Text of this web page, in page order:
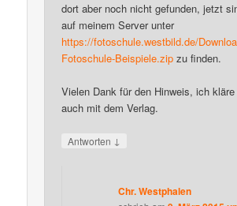
dort aber noch nicht gefunden, jetzt
auf meinem Server unter
https://fotoschule.westbild.de/
Fotoschule-Beispiele.zip zu finden.
Vielen Dank für den Hinweis, ich
auch mit dem Verlag.
Antworten ↓
Chr. Westphalen